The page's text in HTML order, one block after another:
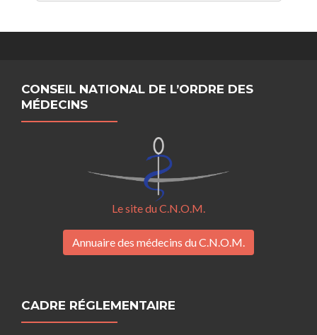
CONSEIL NATIONAL DE L’ORDRE DES
MÉDECINS
Le site du C.N.O.M.
Annuaire des médecins du C.N.O.M.
CADRE RÉGLEMENTAIRE